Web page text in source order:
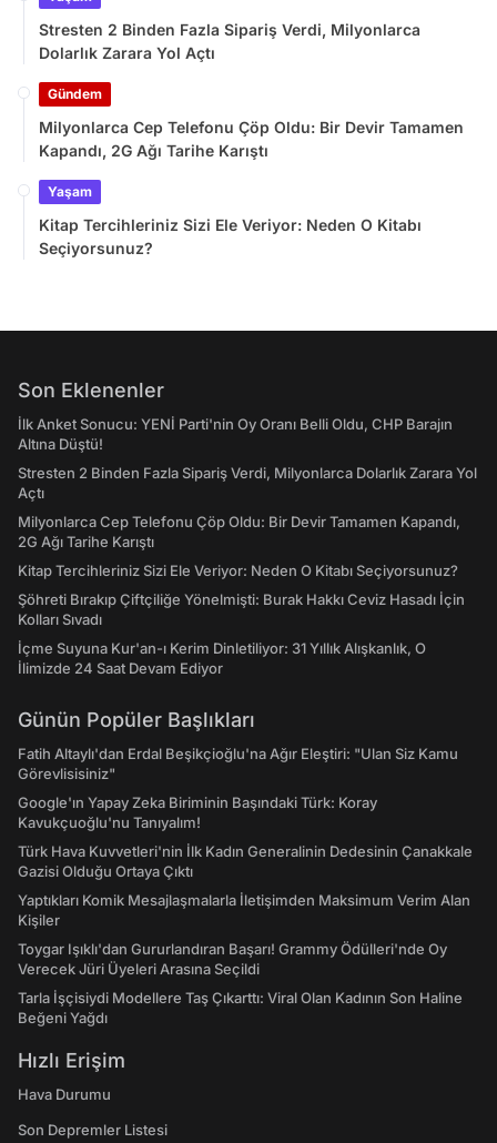
Stresten 2 Binden Fazla Sipariş Verdi, Milyonlarca
Dolarlık Zarara Yol Açtı
Gündem
Milyonlarca Cep Telefonu Çöp Oldu: Bir Devir Tamamen
Kapandı, 2G Ağı Tarihe Karıştı
Yaşam
Kitap Tercihleriniz Sizi Ele Veriyor: Neden O Kitabı
Seçiyorsunuz?
Son Eklenenler
İlk Anket Sonucu: YENİ Parti'nin Oy Oranı Belli Oldu, CHP Barajın
Altına Düştü!
Stresten 2 Binden Fazla Sipariş Verdi, Milyonlarca Dolarlık Zarara Yol
Açtı
Milyonlarca Cep Telefonu Çöp Oldu: Bir Devir Tamamen Kapandı,
2G Ağı Tarihe Karıştı
Kitap Tercihleriniz Sizi Ele Veriyor: Neden O Kitabı Seçiyorsunuz?
Şöhreti Bırakıp Çiftçiliğe Yönelmişti: Burak Hakkı Ceviz Hasadı İçin
Kolları Sıvadı
İçme Suyuna Kur'an-ı Kerim Dinletiliyor: 31 Yıllık Alışkanlık, O
İlimizde 24 Saat Devam Ediyor
Günün Popüler Başlıkları
Fatih Altaylı'dan Erdal Beşikçioğlu'na Ağır Eleştiri: "Ulan Siz Kamu
Görevlisisiniz"
Google'ın Yapay Zeka Biriminin Başındaki Türk: Koray
Kavukçuoğlu'nu Tanıyalım!
Türk Hava Kuvvetleri'nin İlk Kadın Generalinin Dedesinin Çanakkale
Gazisi Olduğu Ortaya Çıktı
Yaptıkları Komik Mesajlaşmalarla İletişimden Maksimum Verim Alan
Kişiler
Toygar Işıklı'dan Gururlandıran Başarı! Grammy Ödülleri'nde Oy
Verecek Jüri Üyeleri Arasına Seçildi
Tarla İşçisiydi Modellere Taş Çıkarttı: Viral Olan Kadının Son Haline
Beğeni Yağdı
Hızlı Erişim
Hava Durumu
Son Depremler Listesi